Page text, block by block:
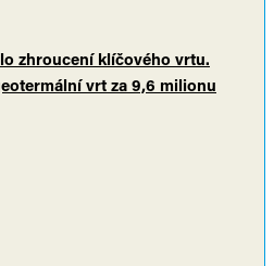
zhroucení klíčového vrtu.
vrt za 9,6 milionu